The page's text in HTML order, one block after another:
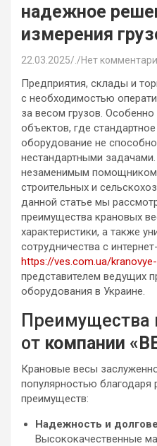
надежное
измерения
22.03.2025 Нет
Предприятия, склады и
с необходимостью
за весом грузов. Особенно
объектов, где
оборудование не
нестандартными
незаменимым
строительных и
данной статье мы
преимущества крановых
характеристики, а также
сотрудничества с
https://ves.com.ua/
представителем ведущих
оборудования в Украине.
Преимущества
от компании
Крановые весы
популярностью благодаря
преимуществ:
Надежность и
Высококачественные